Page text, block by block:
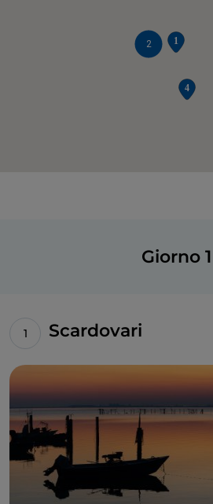
2
Giorno 1
Scardovari